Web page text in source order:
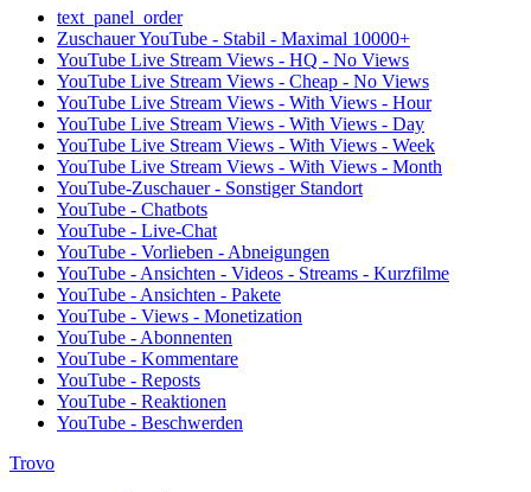
text_panel_order
Zuschauer YouTube - Stabil - Maximal 10000+
YouTube Live Stream Views - HQ - No Views
YouTube Live Stream Views - Cheap - No Views
YouTube Live Stream Views - With Views - Hour
YouTube Live Stream Views - With Views - Day
YouTube Live Stream Views - With Views - Week
YouTube Live Stream Views - With Views - Month
YouTube-Zuschauer - Sonstiger Standort
YouTube - Chatbots
YouTube - Live-Chat
YouTube - Vorlieben - Abneigungen
YouTube - Ansichten - Videos - Streams - Kurzfilme
YouTube - Ansichten - Pakete
YouTube - Views - Monetization
YouTube - Abonnenten
YouTube - Kommentare
YouTube - Reposts
YouTube - Reaktionen
YouTube - Beschwerden
Trovo